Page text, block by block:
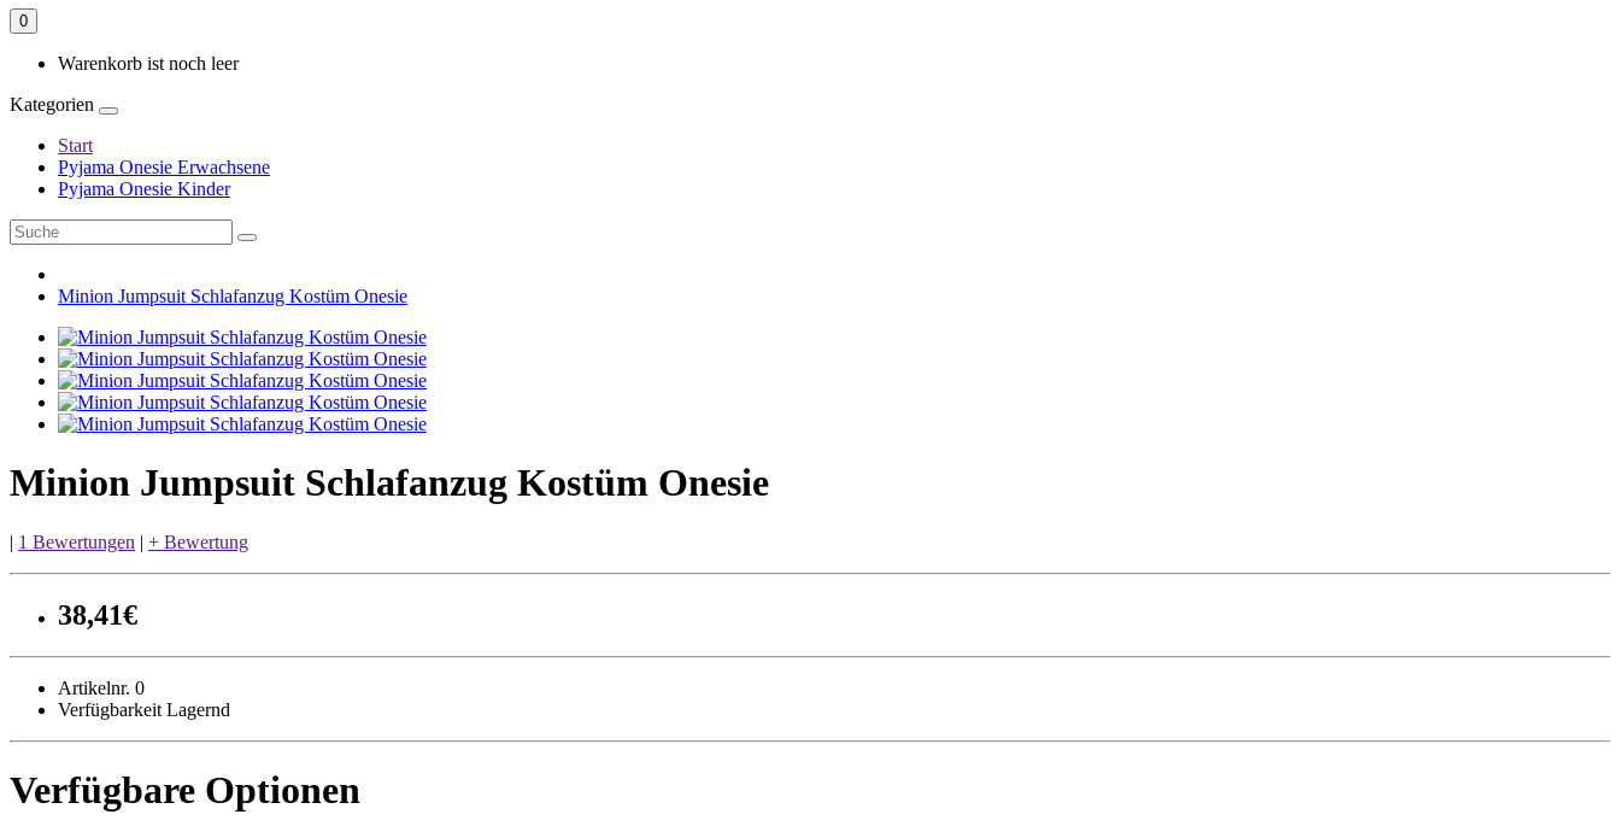
0
Warenkorb ist noch leer
Kategorien
Start
Pyjama Onesie Erwachsene
Pyjama Onesie Kinder
Minion Jumpsuit Schlafanzug Kostüm Onesie
Minion Jumpsuit Schlafanzug Kostüm Onesie
| 1 Bewertungen | + Bewertung
38,41€
Artikelnr. 0
Verfügbarkeit Lagernd
Verfügbare Optionen